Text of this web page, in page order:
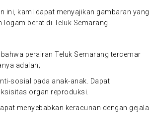
ini, kami dapat menyajikan gambaran yang
berat di Teluk Semarang.
perairan Teluk Semarang tercemar
adalah;
sosial pada anak-anak. Dapat
organ reproduksi.
menyebabkan keracunan dengan gejala